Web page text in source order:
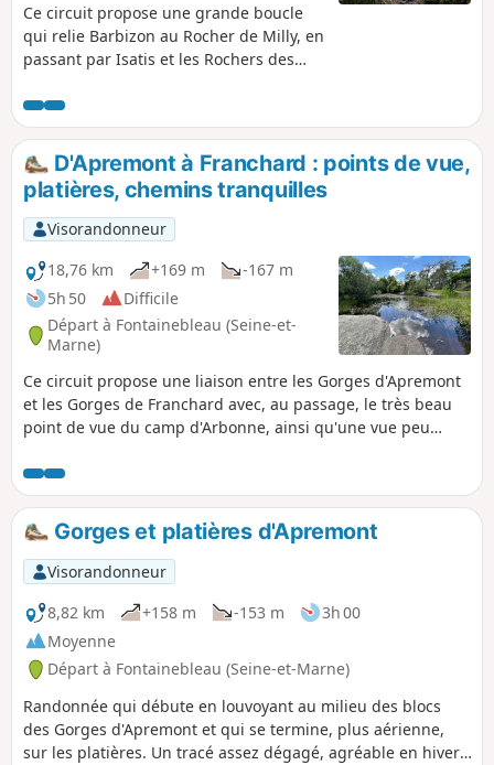
Ce circuit propose une grande boucle
qui relie Barbizon au Rocher de Milly, en
passant par Isatis et les Rochers des
rejoint ensuit le point de vue de
Hurlevent, traverse la belle et sauvage
platière de la Touche aux Mulets, puis,
après avoir retraversé le Rocher de
Milly, gagne Franchard puis les Gorges
d'Apremont et le point de vue André
Billy. Beaucoup de sections "sauvages"
et peu fréquentées.
D'Apremont à Franchard : points de vue,
platières, chemins tranquilles
Visorandonneur
18,76 km
+169 m
-167 m
5h 50
Difficile
Départ à Fontainebleau (Seine-et-
Marne)
Ce circuit propose une liaison entre les Gorges d'Apremont
et les Gorges de Franchard avec, au passage, le très beau
point de vue du camp d'Arbonne, ainsi qu'une vue peu
portions des sentiers Denecourt-Colinet, parcourt quelques
sentiers d'une tranquillité absolue et aux noms poétiques et
côtoie la très belle Mare aux Sangliers.
Gorges et platières d'Apremont
Visorandonneur
8,82 km
+158 m -153 m
3h 00
Moyenne
Départ à Fontainebleau (Seine-et-Marne)
Randonnée qui débute en louvoyant au milieu des blocs
des Gorges d'Apremont et qui se termine, plus aérienne,
sur les platières. Un tracé assez dégagé, agréable en hiver,